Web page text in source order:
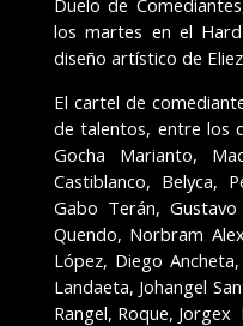
Duelo de
los martes en el Hard
diseño artístico de
El cartel de
de talentos, entre los
Gocha Marianto,
Castiblanco, Belyca,
Gabo Terán,
Quendo, Norbram
López, Diego
Landaeta, Johangel
Rangel, Roque,